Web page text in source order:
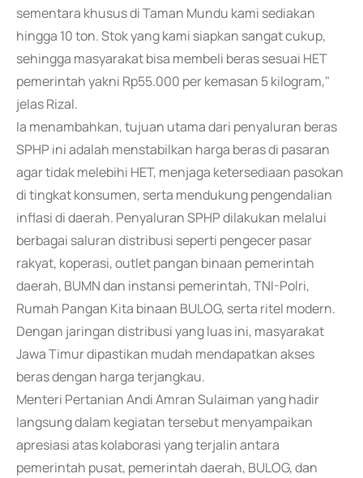
sementara khusus di Taman Mundu kami sediakan
hingga 10 ton. Stok yang kami siapkan sangat cukup,
sehingga masyarakat bisa membeli beras sesuai HET
pemerintah yakni Rp55.000 per kemasan 5 kilogram,"
jelas Rizal.
Ia menambahkan, tujuan utama dari penyaluran beras
SPHP ini adalah menstabilkan harga beras di pasaran
agar tidak melebihi HET, menjaga ketersediaan pasokan
di tingkat konsumen, serta mendukung pengendalian
inflasi di daerah. Penyaluran SPHP dilakukan melalui
berbagai saluran distribusi seperti pengecer pasar
rakyat, koperasi, outlet pangan binaan pemerintah
daerah, BUMN dan instansi pemerintah, TNI-Polri,
Rumah Pangan Kita binaan BULOG, serta ritel modern.
Dengan jaringan distribusi yang luas ini, masyarakat
Jawa Timur dipastikan mudah mendapatkan akses
beras dengan harga terjangkau.
Menteri Pertanian Andi Amran Sulaiman yang hadir
langsung dalam kegiatan tersebut menyampaikan
apresiasi atas kolaborasi yang terjalin antara
pemerintah pusat, pemerintah daerah, BULOG, dan